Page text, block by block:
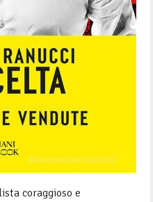
coraggioso e